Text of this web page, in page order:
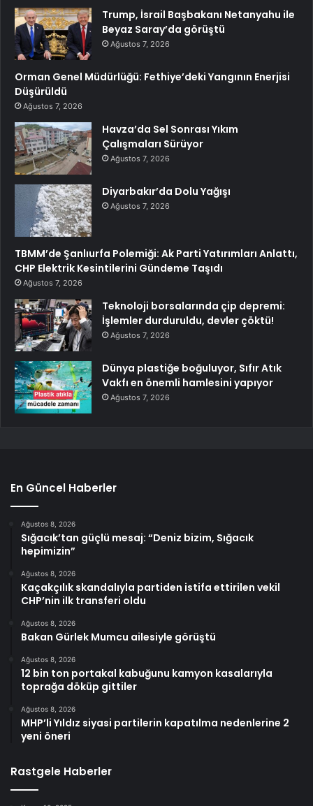
Trump, İsrail Başbakanı Netanyahu ile
Beyaz Saray’da görüştü
Ağustos 7, 2026
Orman Genel Müdürlüğü: Fethiye’deki Yangının Enerjisi
Düşürüldü
Ağustos 7, 2026
Havza’da Sel Sonrası Yıkım
Çalışmaları Sürüyor
Ağustos 7, 2026
Diyarbakır’da Dolu Yağışı
Ağustos 7, 2026
TBMM’de Şanlıurfa Polemiği: Ak Parti Yatırımları Anlattı,
CHP Elektrik Kesintilerini Gündeme Taşıdı
Ağustos 7, 2026
Teknoloji borsalarında çip depremi:
İşlemler durduruldu, devler çöktü!
Ağustos 7, 2026
Dünya plastiğe boğuluyor, Sıfır Atık
Vakfı en önemli hamlesini yapıyor
Ağustos 7, 2026
En Güncel Haberler
Ağustos 8, 2026
Sığacık’tan güçlü mesaj: “Deniz bizim, Sığacık
hepimizin”
Ağustos 8, 2026
Kaçakçılık skandalıyla partiden istifa ettirilen vekil
CHP’nin ilk transferi oldu
Ağustos 8, 2026
Bakan Gürlek Mumcu ailesiyle görüştü
Ağustos 8, 2026
12 bin ton portakal kabuğunu kamyon kasalarıyla
toprağa döküp gittiler
Ağustos 8, 2026
MHP’li Yıldız siyasi partilerin kapatılma nedenlerine 2
yeni öneri
Rastgele Haberler